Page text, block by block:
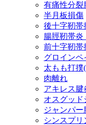
有痛性分裂
半月板損傷
後十字靭帯
腸脛靭帯炎
前十字靭帯
グロインペ
太もも打撲
肉離れ
アキレス腱
オスグッド
ジャンパー
シンスプリ